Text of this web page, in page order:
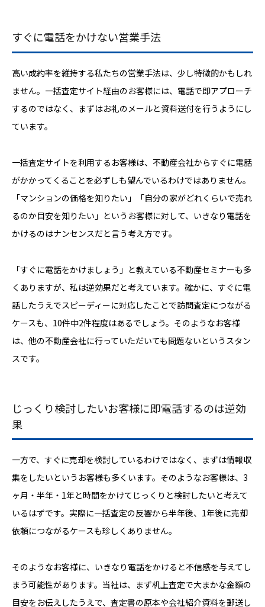
すぐに電話をかけない営業手法
高い成約率を維持する私たちの営業手法は、少し特徴的かもしれ
ません。一括査定サイト経由のお客様には、電話で即アプローチ
するのではなく、まずはお礼のメールと資料送付を行うようにし
ています。
一括査定サイトを利用するお客様は、不動産会社からすぐに電話
がかかってくることを必ずしも望んでいるわけではありません。
「マンションの価格を知りたい」「自分の家がどれくらいで売れ
るのか目安を知りたい」というお客様に対して、いきなり電話を
かけるのはナンセンスだと言う考え方です。
「すぐに電話をかけましょう」と教えている不動産セミナーも多
くありますが、私は逆効果だと考えています。確かに、すぐに電
話したうえでスピーディーに対応したことで訪問査定につながる
ケースも、10件中2件程度はあるでしょう。そのようなお客様
は、他の不動産会社に行っていただいても問題ないというスタン
スです。
じっくり検討したいお客様に即電話するのは逆効
果
一方で、すぐに売却を検討しているわけではなく、まずは情報収
集をしたいというお客様も多くいます。そのようなお客様は、3
ヶ月・半年・1年と時間をかけてじっくりと検討したいと考えて
いるはずです。実際に一括査定の反響から半年後、1年後に売却
依頼につながるケースも珍しくありません。
そのようなお客様に、いきなり電話をかけると不信感を与えてし
まう可能性があります。当社は、まず机上査定で大まかな金額の
目安をお伝えしたうえで、査定書の原本や会社紹介資料を郵送し